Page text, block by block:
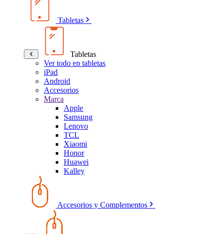
Tabletas
Tabletas
Ver todo en tabletas
iPad
Android
Accesorios
Marca
Apple
Samsung
Lenovo
TCL
Xiaomi
Honor
Huawei
Kalley
Accesorios y Complementos